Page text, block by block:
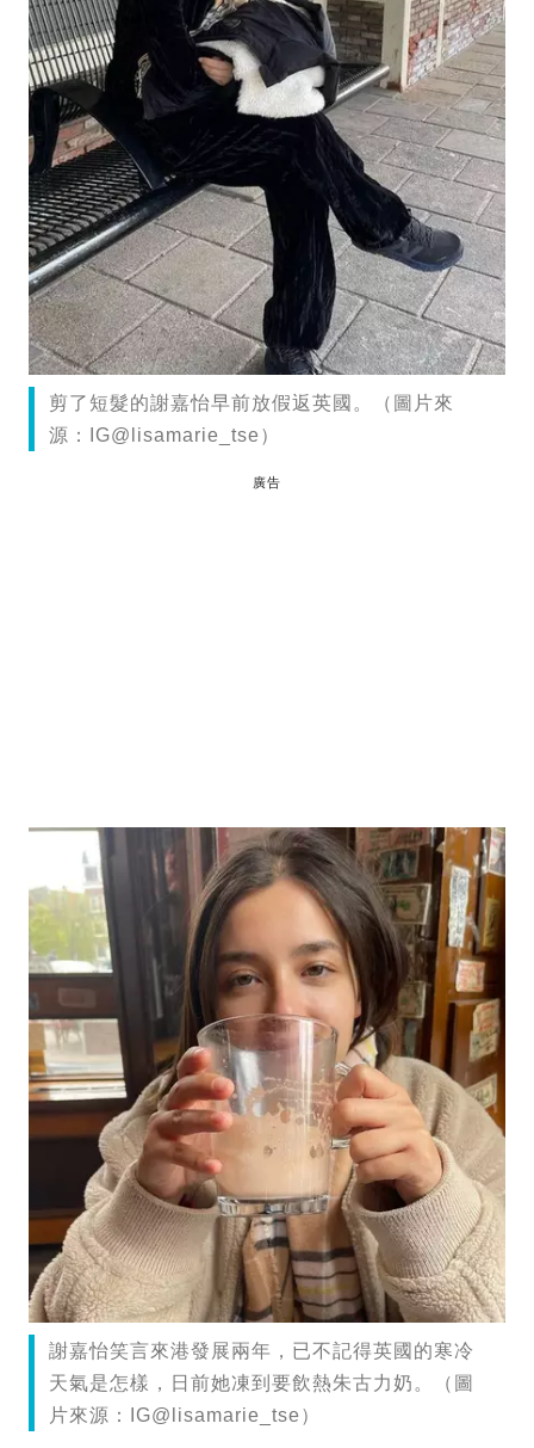
剪了短髮的謝嘉怡早前放假返英國。（圖片來
源：IG@lisamarie_tse）
廣告
謝嘉怡笑言來港發展兩年，已不記得英國的寒冷
天氣是怎樣，日前她凍到要飲熱朱古力奶。（圖
片來源：IG@lisamarie_tse）